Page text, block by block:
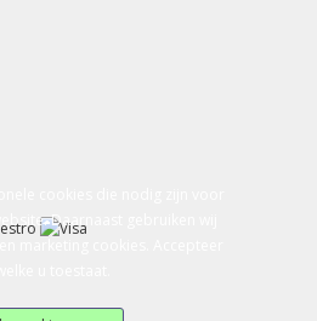
Daarnaast gebruiken wij